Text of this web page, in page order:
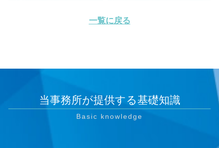
一覧に戻る
当事務所が提供する基礎知識